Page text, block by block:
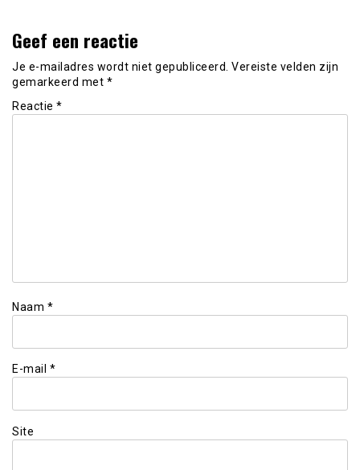
Geef een reactie
Je e-mailadres wordt niet gepubliceerd. Vereiste velden zijn
gemarkeerd met *
Reactie *
Naam *
E-mail *
Site